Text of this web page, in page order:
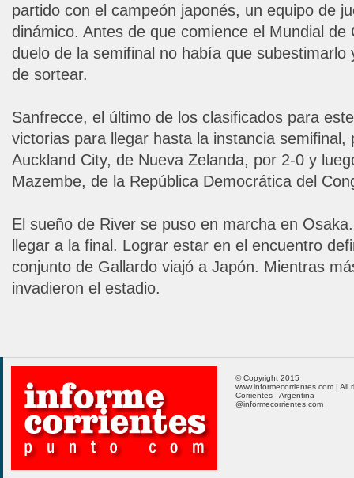
partido con el campeón japonés, un equipo de
dinámico. Antes de que comience el Mundial de
duelo de la semifinal no había que
de sortear.
Sanfrecce, el último de los clasificados para
victorias para llegar hasta la instancia semifinal,
Auckland City, de Nueva Zelanda, por 2-0 y
Mazembe, de la República Democrática del
El sueño de River se puso en marcha en
llegar a la final. Lograr estar en el encuentro
conjunto de Gallardo viajó a Japón. Mientras
invadieron el estadio.
© Copyright 2015
www.informecorrientes.com | All
Corrientes - Argentina
@informecorrientes.com